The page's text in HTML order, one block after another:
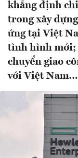
khẳng định
trong xây
ứng tại Việt
tình hình mới;
chuyển giao
với Việt Nam…